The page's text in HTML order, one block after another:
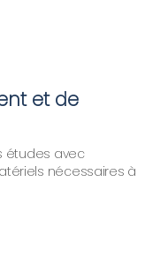
et de
études avec
nécessaires à